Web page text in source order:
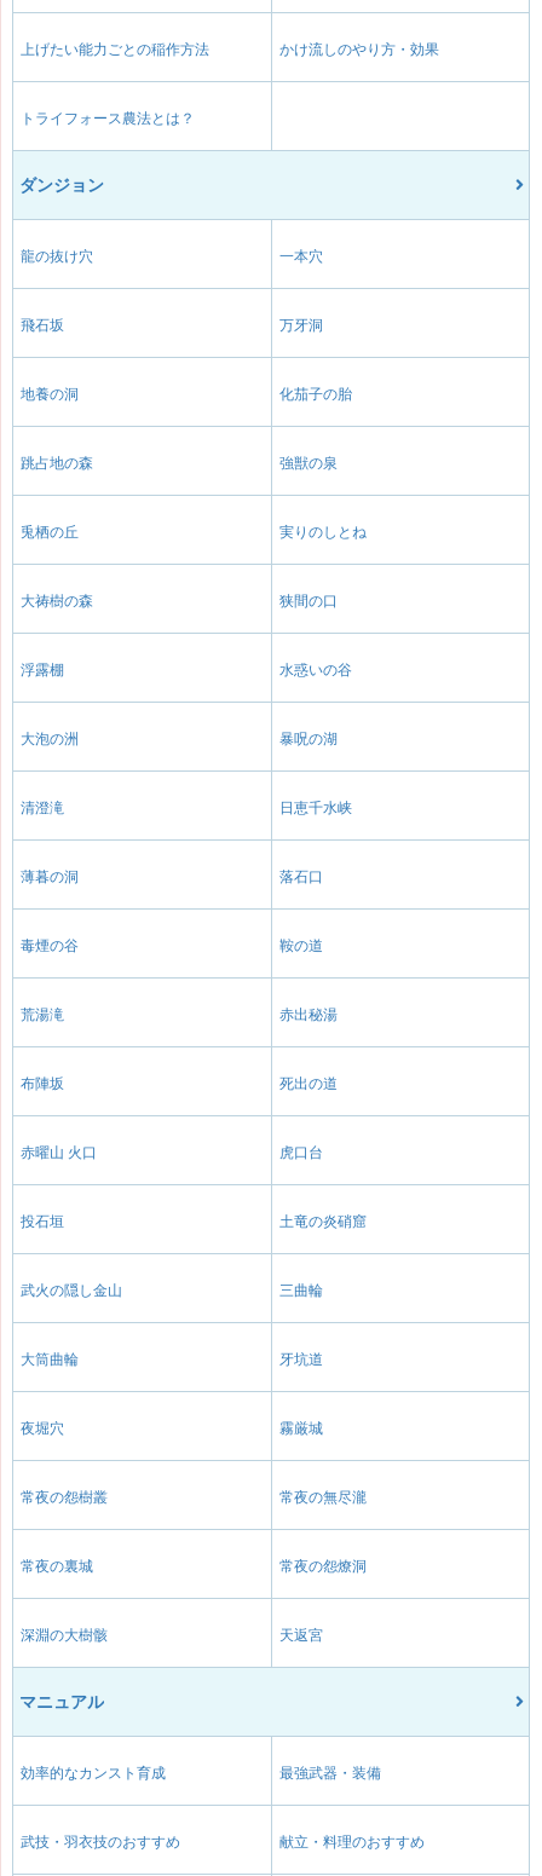
上げたい能力ごとの稲作方法 かけ流しのやり方・効果
トライフォース農法とは？
ダンジョン
龍の抜け穴 一本穴
飛石坂 万牙洞
地養の洞 化茄子の胎
跳占地の森 強獣の泉
兎栖の丘 実りのしとね
大祷樹の森 狭間の口
浮露棚 水惑いの谷
大泡の洲 暴呪の湖
清澄滝 日恵千水峡
薄暮の洞 落石口
毒煙の谷 鞍の道
荒湯滝 赤出秘湯
布陣坂 死出の道
赤曜山 火口 虎口台
投石垣 土竜の炎硝窟
武火の隠し金山 三曲輪
大筒曲輪 牙坑道
夜堀穴 霧厳城
常夜の怨樹叢 常夜の無尽瀧
常夜の裏城 常夜の怨燎洞
深淵の大樹骸 天返宮
マニュアル
効率的なカンスト育成 最強武器・装備
武技・羽衣技のおすすめ 献立・料理のおすすめ